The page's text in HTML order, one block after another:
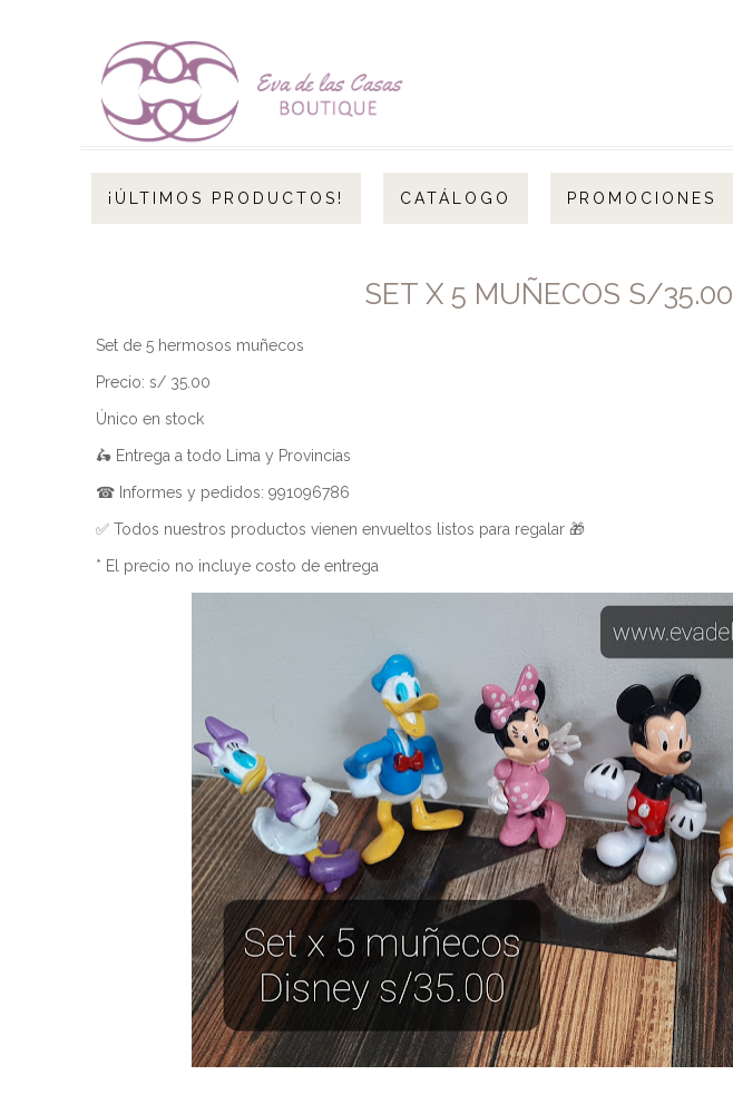
¡ÚLTIMOS PRODUCTOS! CATÁLOGO PROMOCIONES
SET X 5 MUÑECOS S/35.00
Set de 5 hermosos muñecos
Precio: s/ 35.00
Único en stock
🛵 Entrega a todo Lima y Provincias
☎ Informes y pedidos: 991096786
✅ Todos nuestros productos vienen envueltos listos para regalar 🎁
* El precio no incluye costo de entrega